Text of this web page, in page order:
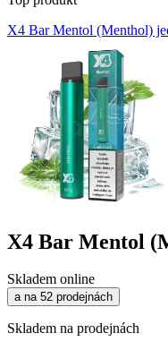
X4 Bar Mentol (Menthol)
X4 Bar Mentol
Skladem online
a na 52 prodejnách
Skladem na prodejnách